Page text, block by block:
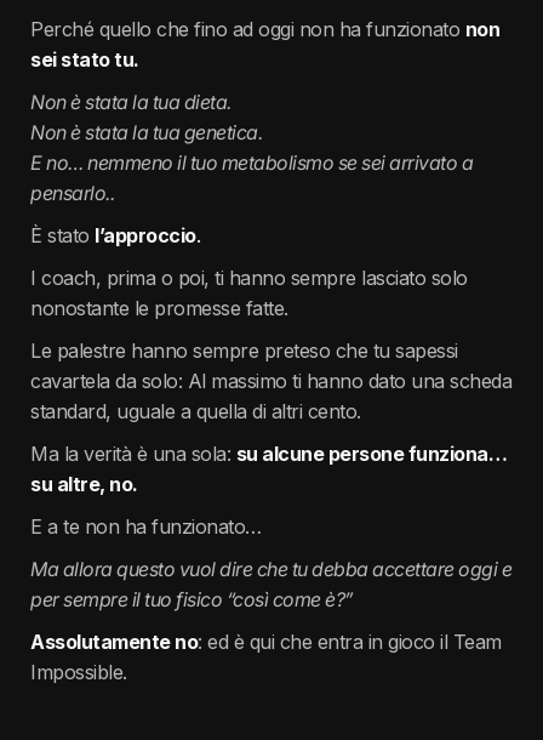
Perché quello che fino ad oggi non ha funzionato non
sei stato tu.
Non è stata la tua dieta.
Non è stata la tua genetica.
E no… nemmeno il tuo metabolismo se sei arrivato a
pensarlo..
È stato l’approccio.
I coach, prima o poi, ti hanno sempre lasciato solo
nonostante le promesse fatte.
Le palestre hanno sempre preteso che tu sapessi
cavartela da solo: Al massimo ti hanno dato una scheda
standard, uguale a quella di altri cento.
Ma la verità è una sola: su alcune persone funziona…
su altre, no.
E a te non ha funzionato…
Ma allora questo vuol dire che tu debba accettare oggi e
per sempre il tuo fisico “così come è?”
Assolutamente no: ed è qui che entra in gioco il Team
Impossible.